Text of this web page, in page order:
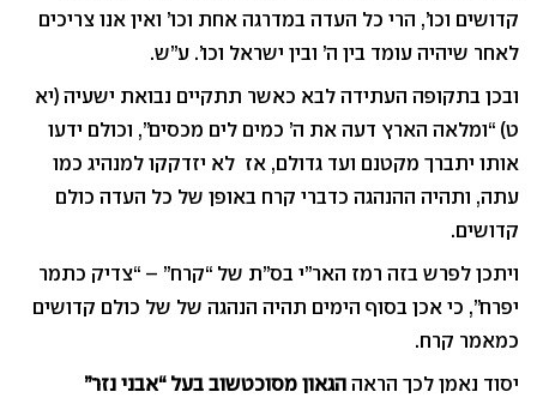
קדושים וכו’, הרי כל העדה במדרגה אחת וכו’ ואין אנו צריכים
לאחר שיהיה עומד בין ה’ ובין ישראל וכו’. ע”ש.
ובכן בתקופה העתידה לבא כאשר תתקיים נבואת ישעיה (יא
ט) “ומלאה הארץ דעה את ה’ כמים לים מכסים”, וכולם ידעו
אותו יתברך מקטנם ועד גדולם, אז לא יזדקקו למנהיג כמו
עתה, ותהיה ההנהגה כדברי קרח באופן של כל העדה כולם
קדושים.
ויתכן לפרש בזה רמז האר”י בס”ת של “קרח” – “צדיק כתמר
יפרח”, כי אכן בסוף הימים תהיה הנהגה של של כולם קדושים
כמאמר קרח.
יסוד נאמן לכך הראה הגאון מסוכטשוב בעל “אבני נזר”